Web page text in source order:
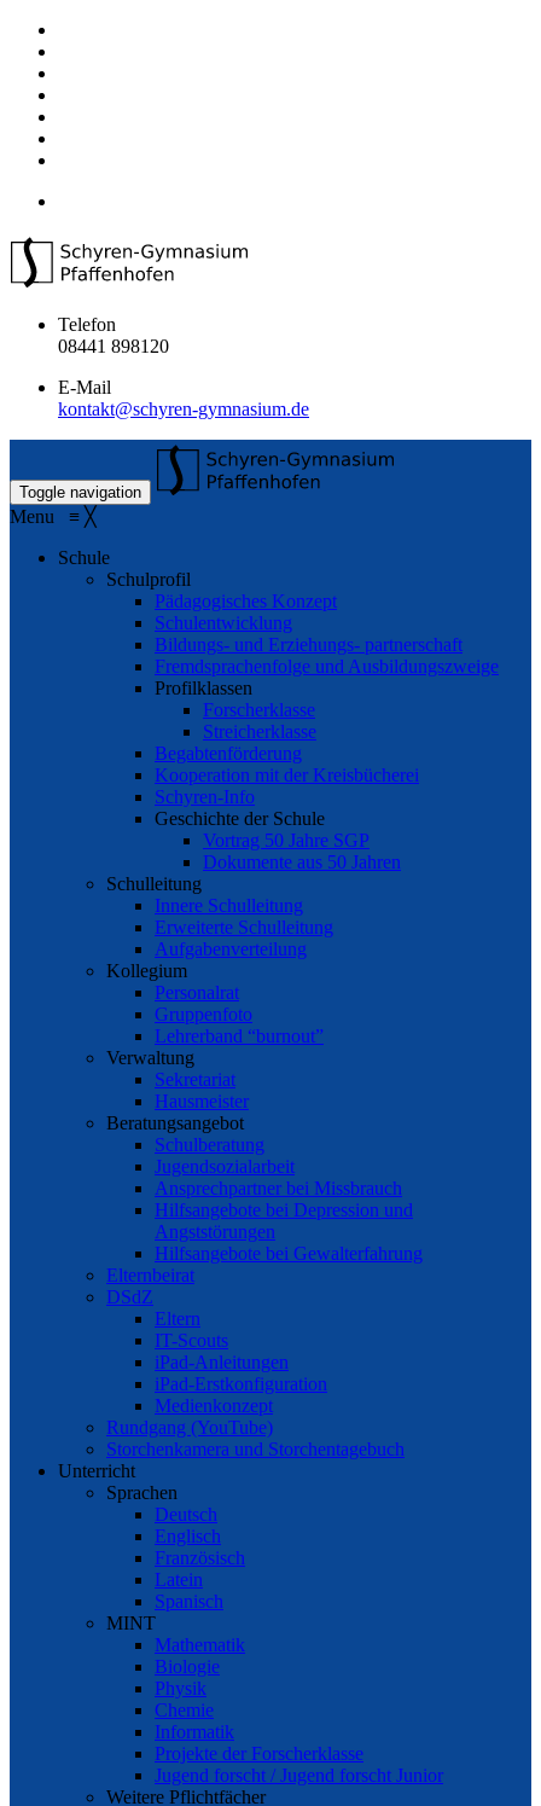
Telefon
08441 898120
E-Mail
kontakt@schyren-gymnasium.de
Toggle navigation
Menu ≡ ╳
Schule
Schulprofil
Pädagogisches Konzept
Schulentwicklung
Bildungs- und Erziehungs- partnerschaft
Fremdsprachenfolge und Ausbildungszweige
Profilklassen
Forscherklasse
Streicherklasse
Begabtenförderung
Kooperation mit der Kreisbücherei
Schyren-Info
Geschichte der Schule
Vortrag 50 Jahre SGP
Dokumente aus 50 Jahren
Schulleitung
Innere Schulleitung
Erweiterte Schulleitung
Aufgabenverteilung
Kollegium
Personalrat
Gruppenfoto
Lehrerband “burnout”
Verwaltung
Sekretariat
Hausmeister
Beratungsangebot
Schulberatung
Jugendsozialarbeit
Ansprechpartner bei Missbrauch
Hilfsangebote bei Depression und
Angststörungen
Hilfsangebote bei Gewalterfahrung
Elternbeirat
DSdZ
Eltern
IT-Scouts
iPad-Anleitungen
iPad-Erstkonfiguration
Medienkonzept
Rundgang (YouTube)
Storchenkamera und Storchentagebuch
Unterricht
Sprachen
Deutsch
Englisch
Französisch
Latein
Spanisch
MINT
Mathematik
Biologie
Physik
Chemie
Informatik
Projekte der Forscherklasse
Jugend forscht / Jugend forscht Junior
Weitere Pflichtfächer